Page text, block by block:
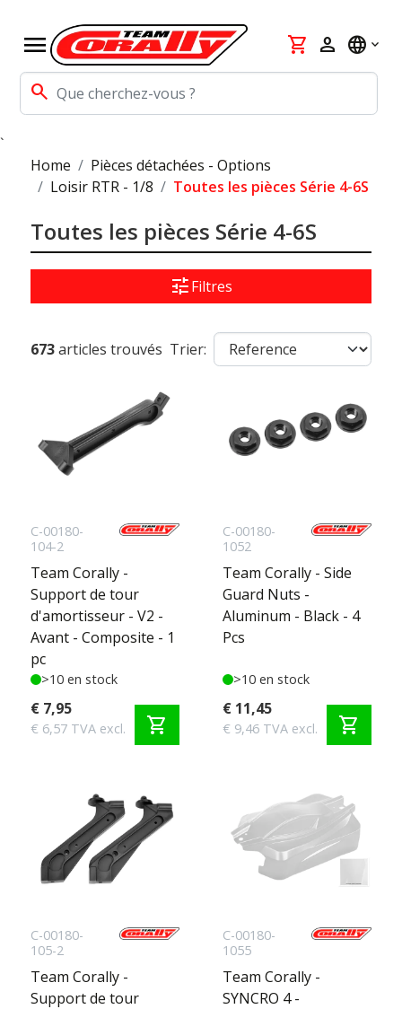
menu
search
shopping_cart person language
`
Home
Pièces détachées - Options
Loisir RTR - 1/8
Toutes les pièces Série 4-6S
Toutes les pièces Série 4-6S
tuneFiltres
673articles trouvés Trier:
C-00180-
104-2
Team Corally -
Support de tour
d'amortisseur - V2 -
Avant - Composite - 1
pc
>10 en stock
€ 7,95
€ 6,57 TVA excl. shopping_cart
C-00180-
1052
Team Corally - Side
Guard Nuts -
Aluminum - Black - 4
Pcs
>10 en stock
€ 11,45
€ 9,46 TVA excl. shopping_cart
C-00180-
105-2
Team Corally -
Support de tour
C-00180-
1055
Team Corally -
SYNCRO 4 -